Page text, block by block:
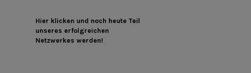
Hier klicken und noch heute Teil
unseres erfolgreichen
Netzwerkes werden!